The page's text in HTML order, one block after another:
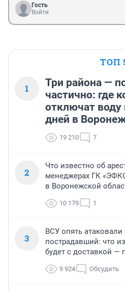
Гость
Войти
ТОП
1
Три района —
частично: где
отключат воду
дней в
19 210 7
2
Что известно об
менеджерах ГК
в Воронежской
10 179 1
3
ВСУ опять
пострадавший: что
будет с доставкой —
9 924 Обсудить